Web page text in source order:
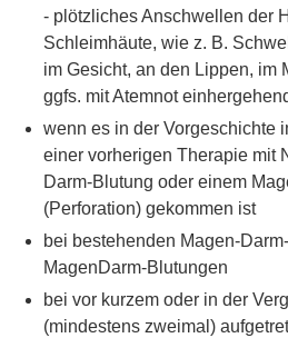
- plötzliches Anschwellen der
Schleimhäute, wie z. B.
im Gesicht, an den Lippen, im
ggfs. mit Atemnot
wenn es in der Vorgeschichte
einer vorherigen Therapie mit
Darm-Blutung oder einem
(Perforation) gekommen ist
bei bestehenden Magen-
MagenDarm-Blutungen
bei vor kurzem oder in der
(mindestens zweimal)